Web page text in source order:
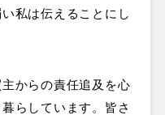
私は伝えることにし
からの責任追及を心
らしています。皆さ